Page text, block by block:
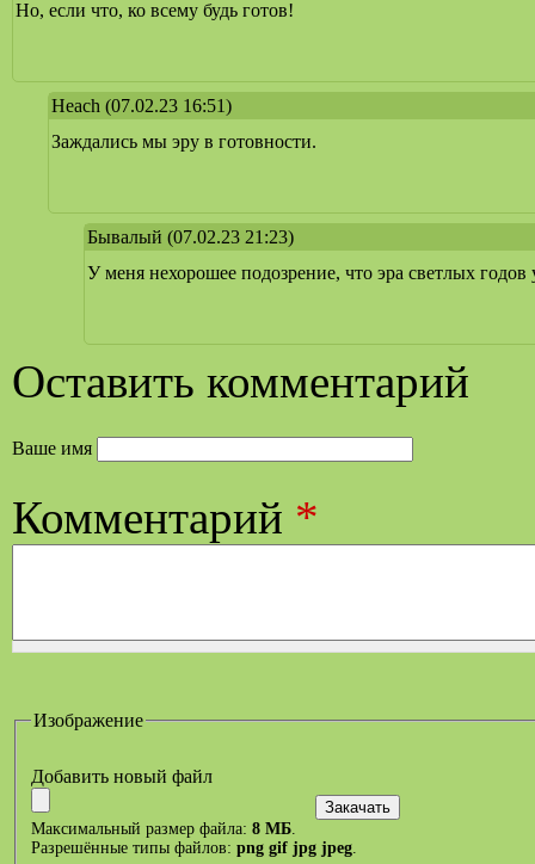
Но, если что, ко всему будь готов!
Heach (07.02.23 16:51)
Заждались мы эру в готовности.
Бывалый (07.02.23 21:23)
У меня нехорошее подозрение, что эра светлых
Оставить комментарий
Ваше имя
Комментарий *
Изображение
Добавить новый файл
Максимальный размер файла: 8 МБ.
Разрешённые типы файлов: png gif jpg jpeg.